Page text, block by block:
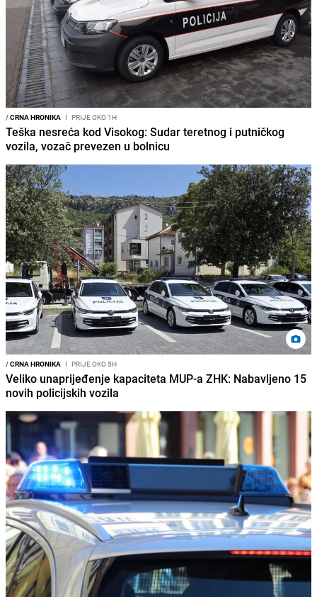
/CRNA HRONIKA I PRIJE OKO 1H
Teška nesreća kod Visokog: Sudar teretnog i putničkog
vozila, vozač prevezen u bolnicu
/CRNA HRONIKA I PRIJE OKO 5H
Veliko unaprijeđenje kapaciteta MUP-a ZHK: Nabavljeno 15
novih policijskih vozila